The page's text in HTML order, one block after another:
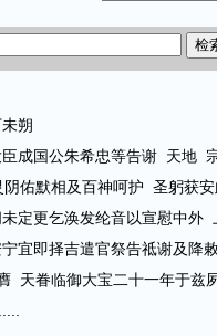
朔
国公朱希忠等告谢 天地
佑默相及百神呵护 圣躬获
未定更乞涣发纶音以宣慰中
宜即择吉遣官祭告祗谢及降
眷临御大宝二十一年于兹